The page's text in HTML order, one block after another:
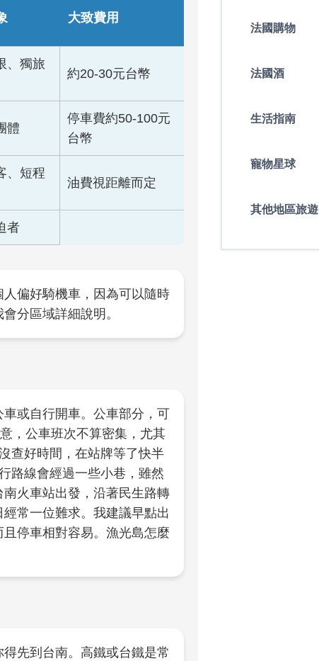
大致費用
、獨旅
約20-30元台幣
體
停車費約50-100元
台幣
、短程
油費視距離而定
者
偏好騎機車，因為可以隨時
分區域詳細說明。
或自行開車。公車部分，可
，公車班次不算密集，尤其
查好時間，在站牌等了快半
路線會經過一些小巷，雖然
火車站出發，沿著民生路轉
常一位難求。我建議早點出
停車相對容易。漁光島怎麼
先到台南。高鐵或台鐵是常
法國購物
法國酒
生活指南
寵物星球
其他地區旅遊